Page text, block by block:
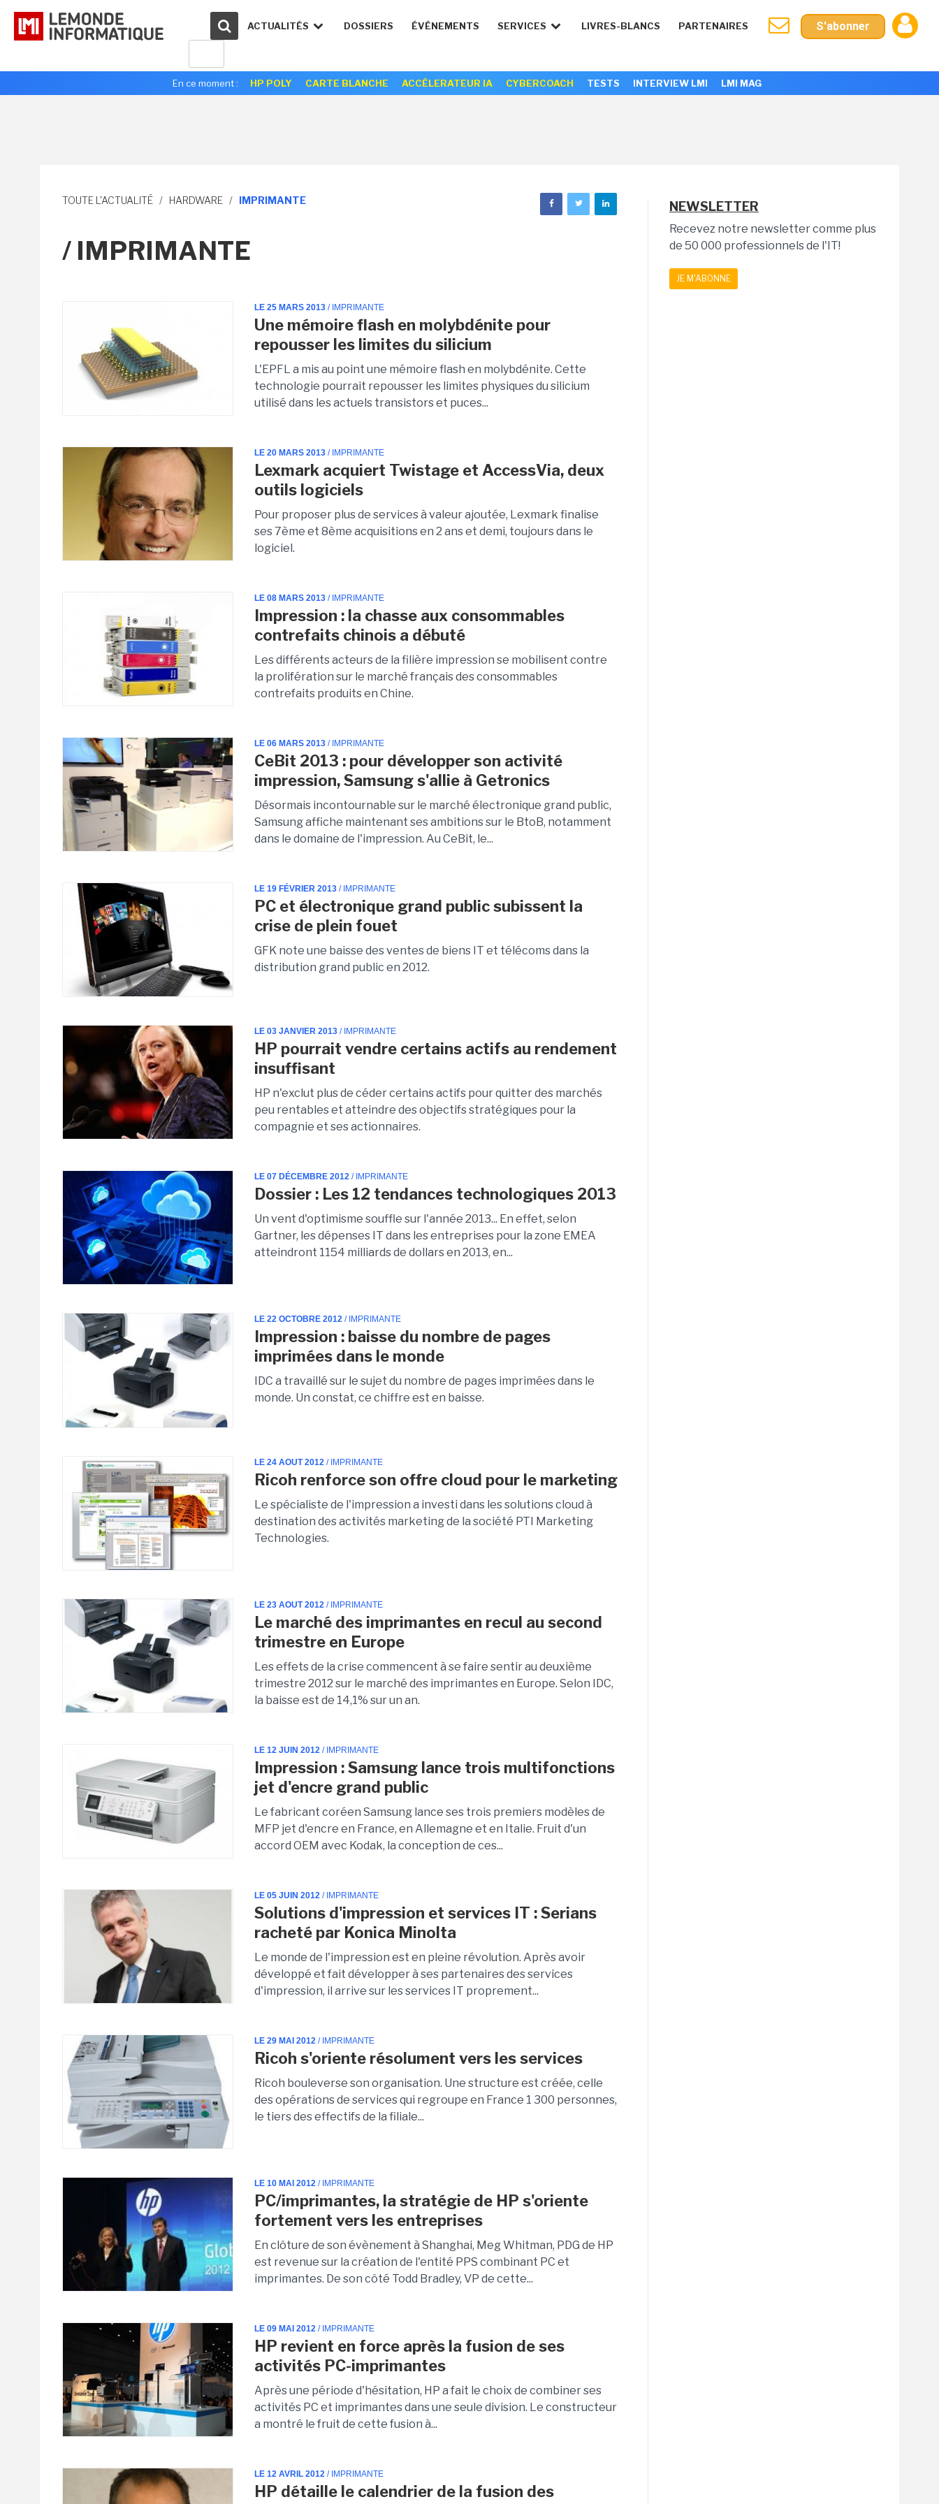
ACTUALITÉS DOSSIERS ÉVÉNEMENTS SERVICES LIVRES-BLANCS PARTENAIRES S'abonner
En ce moment : HP POLY CARTE BLANCHE ACCÉLERATEUR IA CYBERCOACH TESTS INTERVIEW LMI LMI MAG
TOUTE L'ACTUALITÉ / HARDWARE / IMPRIMANTE
/ IMPRIMANTE
LE 25 MARS 2013 / IMPRIMANTE
Une mémoire flash en molybdénite pour
repousser les limites du silicium
L'EPFL a mis au point une mémoire flash en molybdénite. Cette
technologie pourrait repousser les limites physiques du silicium
utilisé dans les actuels transistors et puces...
LE 20 MARS 2013 / IMPRIMANTE
Lexmark acquiert Twistage et AccessVia, deux
outils logiciels
Pour proposer plus de services à valeur ajoutée, Lexmark finalise
ses 7ème et 8ème acquisitions en 2 ans et demi, toujours dans le
logiciel.
LE 08 MARS 2013 / IMPRIMANTE
Impression : la chasse aux consommables
contrefaits chinois a débuté
Les différents acteurs de la filière impression se mobilisent contre
la prolifération sur le marché français des consommables
contrefaits produits en Chine.
LE 06 MARS 2013 / IMPRIMANTE
CeBit 2013 : pour développer son activité
impression, Samsung s'allie à Getronics
Désormais incontournable sur le marché électronique grand public,
Samsung affiche maintenant ses ambitions sur le BtoB, notamment
dans le domaine de l'impression. Au CeBit, le...
LE 19 FÉVRIER 2013 / IMPRIMANTE
PC et électronique grand public subissent la
crise de plein fouet
GFK note une baisse des ventes de biens IT et télécoms dans la
distribution grand public en 2012.
LE 03 JANVIER 2013 / IMPRIMANTE
HP pourrait vendre certains actifs au rendement
insuffisant
HP n'exclut plus de céder certains actifs pour quitter des marchés
peu rentables et atteindre des objectifs stratégiques pour la
compagnie et ses actionnaires.
LE 07 DÉCEMBRE 2012 / IMPRIMANTE
Dossier : Les 12 tendances technologiques 2013
Un vent d'optimisme souffle sur l'année 2013... En effet, selon
Gartner, les dépenses IT dans les entreprises pour la zone EMEA
atteindront 1154 milliards de dollars en 2013, en...
LE 22 OCTOBRE 2012 / IMPRIMANTE
Impression : baisse du nombre de pages
imprimées dans le monde
IDC a travaillé sur le sujet du nombre de pages imprimées dans le
monde. Un constat, ce chiffre est en baisse.
LE 24 AOUT 2012 / IMPRIMANTE
Ricoh renforce son offre cloud pour le marketing
Le spécialiste de l'impression a investi dans les solutions cloud à
destination des activités marketing de la société PTI Marketing
Technologies.
LE 23 AOUT 2012 / IMPRIMANTE
Le marché des imprimantes en recul au second
trimestre en Europe
Les effets de la crise commencent à se faire sentir au deuxième
trimestre 2012 sur le marché des imprimantes en Europe. Selon IDC,
la baisse est de 14,1% sur un an.
LE 12 JUIN 2012 / IMPRIMANTE
Impression : Samsung lance trois multifonctions
jet d'encre grand public
Le fabricant coréen Samsung lance ses trois premiers modèles de
MFP jet d'encre en France, en Allemagne et en Italie. Fruit d'un
accord OEM avec Kodak, la conception de ces...
LE 05 JUIN 2012 / IMPRIMANTE
Solutions d'impression et services IT : Serians
racheté par Konica Minolta
Le monde de l'impression est en pleine révolution. Après avoir
développé et fait développer à ses partenaires des services
d'impression, il arrive sur les services IT proprement...
LE 29 MAI 2012 / IMPRIMANTE
Ricoh s'oriente résolument vers les services
Ricoh bouleverse son organisation. Une structure est créée, celle
des opérations de services qui regroupe en France 1 300 personnes,
le tiers des effectifs de la filiale...
LE 10 MAI 2012 / IMPRIMANTE
PC/imprimantes, la stratégie de HP s'oriente
fortement vers les entreprises
En clôture de son évènement à Shanghai, Meg Whitman, PDG de HP
est revenue sur la création de l'entité PPS combinant PC et
imprimantes. De son côté Todd Bradley, VP de cette...
LE 09 MAI 2012 / IMPRIMANTE
HP revient en force après la fusion de ses
activités PC-imprimantes
Après une période d'hésitation, HP a fait le choix de combiner ses
activités PC et imprimantes dans une seule division. Le constructeur
a montré le fruit de cette fusion à...
LE 12 AVRIL 2012 / IMPRIMANTE
HP détaille le calendrier de la fusion des
NEWSLETTER
Recevez notre newsletter comme plus
de 50 000 professionnels de l'IT!
JE M'ABONNE